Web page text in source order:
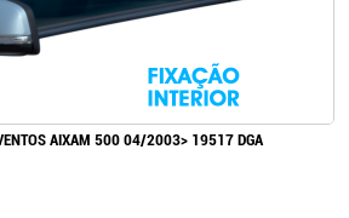
AIXAM 500 04/2003> 19517 DGA